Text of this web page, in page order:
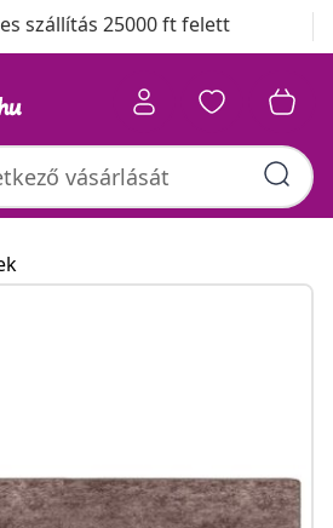
szállítás 25000 ft felett